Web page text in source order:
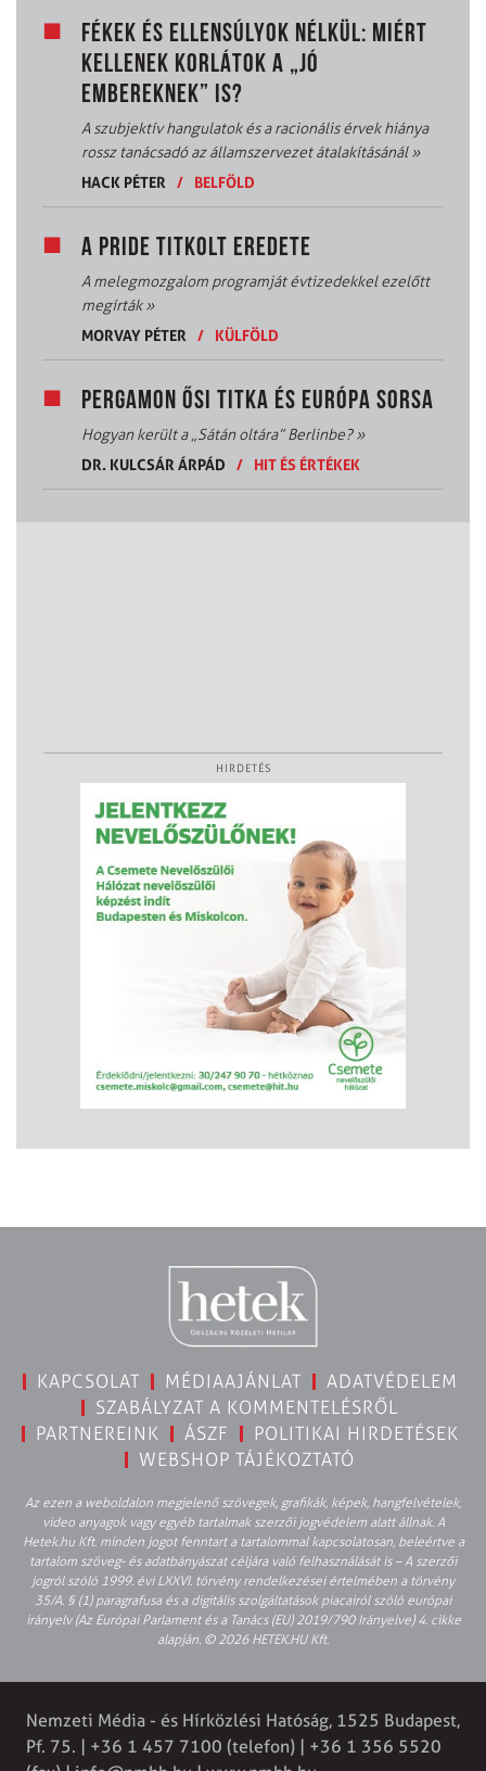
FÉKEK ÉS ELLENSÚLYOK NÉLKÜL: MIÉRT
KELLENEK KORLÁTOK A „JÓ
EMBEREKNEK” IS?
A szubjektív hangulatok és a racionális érvek hiánya
rossz tanácsadó az államszervezet átalakításánál»
HACK PÉTER
/ BELFÖLD
A PRIDE TITKOLT EREDETE
A melegmozgalom programját évtizedekkel ezelőtt
megírták»
MORVAY PÉTER
/ KÜLFÖLD
PERGAMON ŐSI TITKA ÉS EURÓPA SORSA
Hogyan került a „Sátán oltára” Berlinbe?»
DR. KULCSÁR ÁRPÁD
/ HIT ÉS ÉRTÉKEK
HIRDETÉS
KAPCSOLAT MÉDIAAJÁNLAT
ADATVÉDELEM
SZABÁLYZAT A KOMMENTELÉSRŐL
PARTNEREINK
ÁSZF
POLITIKAI HIRDETÉSEK
WEBSHOP TÁJÉKOZTATÓ
Az ezen a weboldalon megjelenő szövegek, grafikák, képek, hangfelvételek,
video anyagok vagy egyéb tartalmak szerzői jogvédelem alatt állnak. A
Hetek.hu Kft. minden jogot fenntart a tartalommal kapcsolatosan, beleértve a
tartalom szöveg- és adatbányászat céljára való felhasználását is – A szerzői
jogról szóló 1999. évi LXXVI. törvény rendelkezései értelmében a törvény
35/A. § (1) paragrafusa és a digitális szolgáltatások piacairól szóló európai
irányelv (Az Európai Parlament és a Tanács (EU) 2019/790 Irányelve) 4. cikke
alapján. © 2026 HETEK.HU Kft.
Nemzeti Média - és Hírközlési Hatóság, 1525 Budapest,
Pf. 75. | +36 1 457 7100 (telefon) | +36 1 356 5520